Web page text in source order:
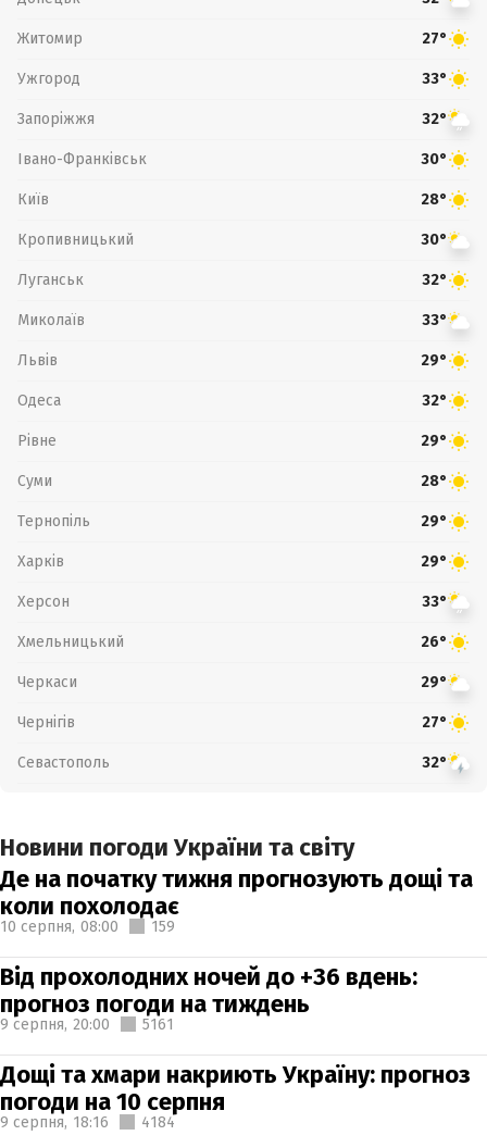
Житомир 27°
Ужгород 33°
Запоріжжя 32°
Івано-Франківськ 30°
Київ 28°
Кропивницький 30°
Луганськ 32°
Миколаїв 33°
Львів 29°
Одеса 32°
Рівне 29°
Суми 28°
Тернопіль 29°
Харків 29°
Херсон 33°
Хмельницький 26°
Черкаси 29°
Чернігів 27°
Севастополь 32°
Новини погоди України та світу
Де на початку тижня прогнозують дощі та
коли похолодає
10 серпня, 08:00 159
Від прохолодних ночей до +36 вдень:
прогноз погоди на тиждень
9 серпня, 20:00 5161
Дощі та хмари накриють Україну: прогноз
погоди на 10 серпня
9 серпня, 18:16 4184